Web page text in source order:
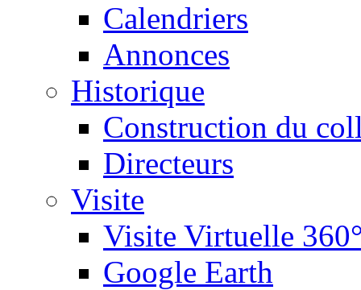
Calendriers
Annonces
Historique
Construction du
Directeurs
Visite
Visite Virtuelle
Google Earth